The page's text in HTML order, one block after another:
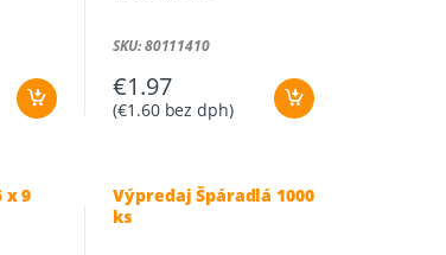
SKU: 80111410
€1.97
(€1.60bez dph)
x 9
Výpredaj Špáradlá 1000
ks